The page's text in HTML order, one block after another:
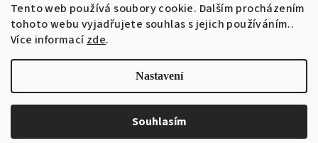
Tento web používá soubory cookie. Dalším procházením
tohoto webu vyjadřujete souhlas s jejich používáním..
Více informacízde.
Nastavení
Souhlasím
jitka@roji.cz
Vytvořil Shoptet